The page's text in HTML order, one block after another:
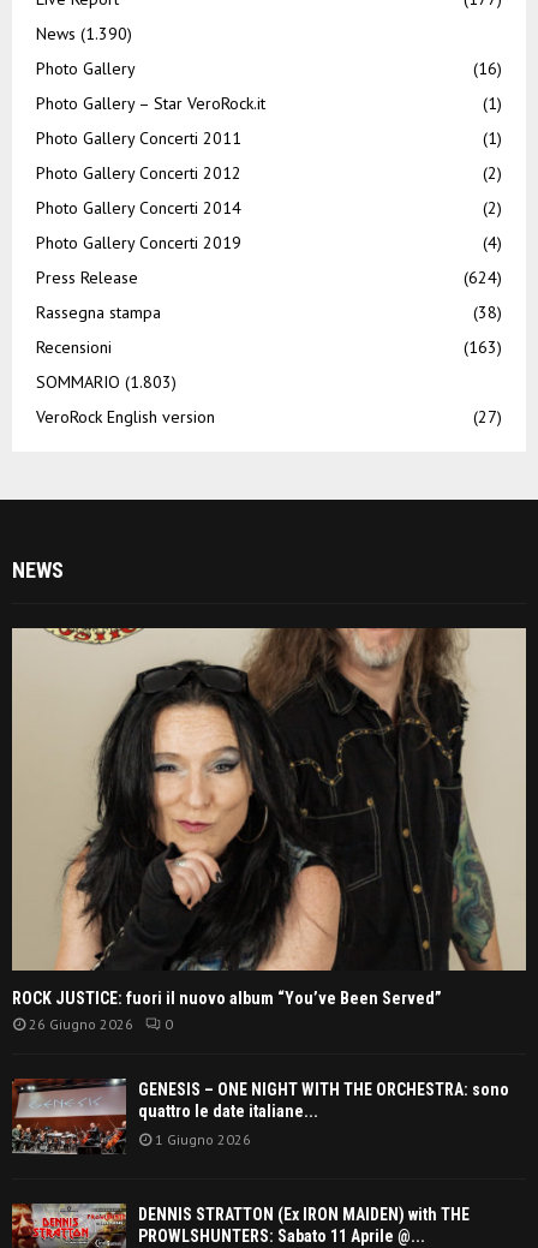
News (1.390)
Photo Gallery
(16)
Photo Gallery – Star VeroRock.it
(1)
Photo Gallery Concerti 2011
(1)
Photo Gallery Concerti 2012
(2)
Photo Gallery Concerti 2014
(2)
Photo Gallery Concerti 2019
(4)
Press Release
(624)
Rassegna stampa
(38)
Recensioni
(163)
SOMMARIO (1.803)
VeroRock English version
(27)
NEWS
ROCK JUSTICE: fuori il nuovo album “You’ve Been Served”
26 Giugno 2026 0
GENESIS – ONE NIGHT WITH THE ORCHESTRA: sono
quattro le date italiane...
1 Giugno 2026
DENNIS STRATTON (Ex IRON MAIDEN) with THE
PROWLSHUNTERS: Sabato 11 Aprile @...